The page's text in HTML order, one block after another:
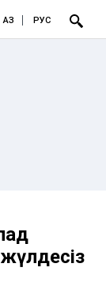
ҚАЗ РУС